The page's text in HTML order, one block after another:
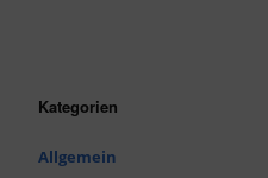
Kategorien
Allgemein